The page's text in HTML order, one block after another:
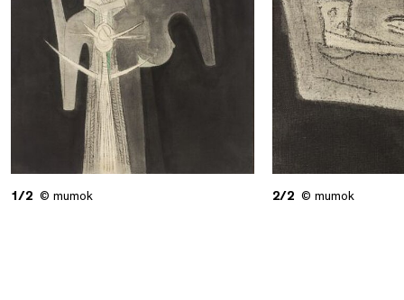
1/2 © mumok 2/2 © mumok